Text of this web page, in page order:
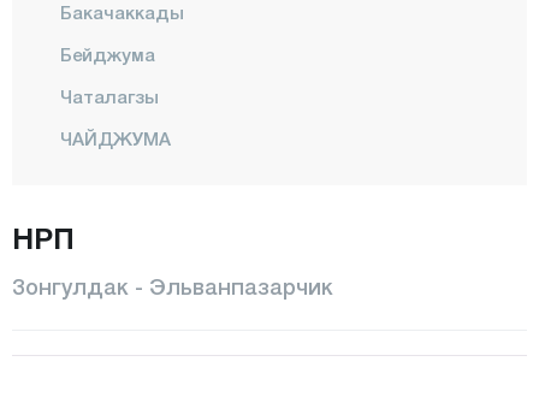
Бакачаккады
Бейджума
Чаталагзы
ЧАЙДЖУМА
Эльванпазарчик
Филиос
НРП
Зонгулдак - Эльванпазарчик